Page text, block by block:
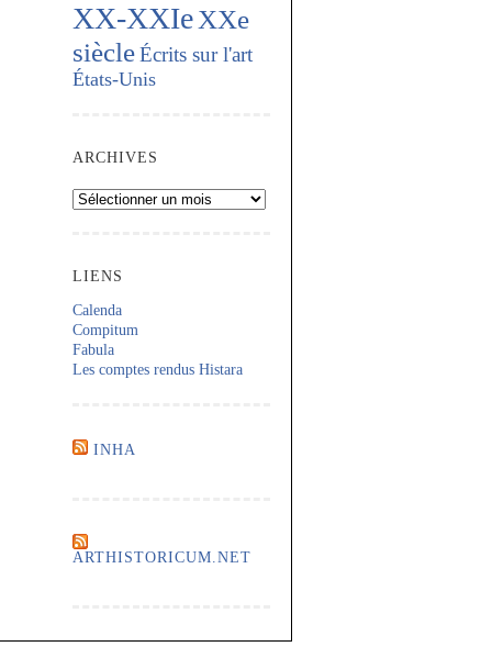
XX-XXIeXXe
siècleÉcrits sur l'art
États-Unis
ARCHIVES
Archives
LIENS
Calenda
Compitum
Fabula
Les comptes rendus Histara
INHA
ARTHISTORICUM.NET